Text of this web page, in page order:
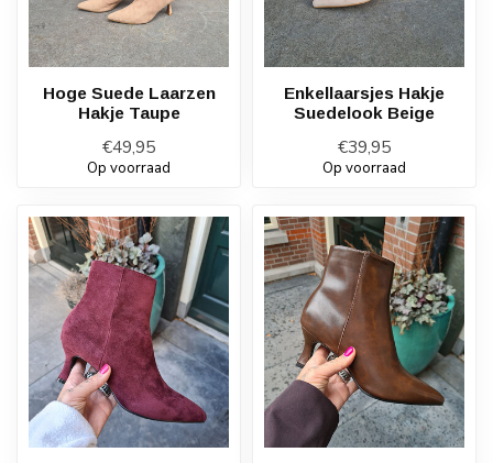
Hoge Suede Laarzen
Hakje Taupe
€49,95
Op voorraad
Enkellaarsjes Hakje
Suedelook Beige
€39,95
Op voorraad